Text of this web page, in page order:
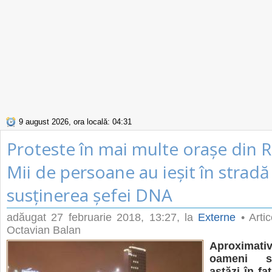
9 august 2026, ora locală: 04:31
Proteste în mai multe orașe din
Mii de persoane au ieșit în
susținerea șefei DNA
adăugat 27 februarie 2018, 13:27, la Externe •
Octavian Balan
oameni